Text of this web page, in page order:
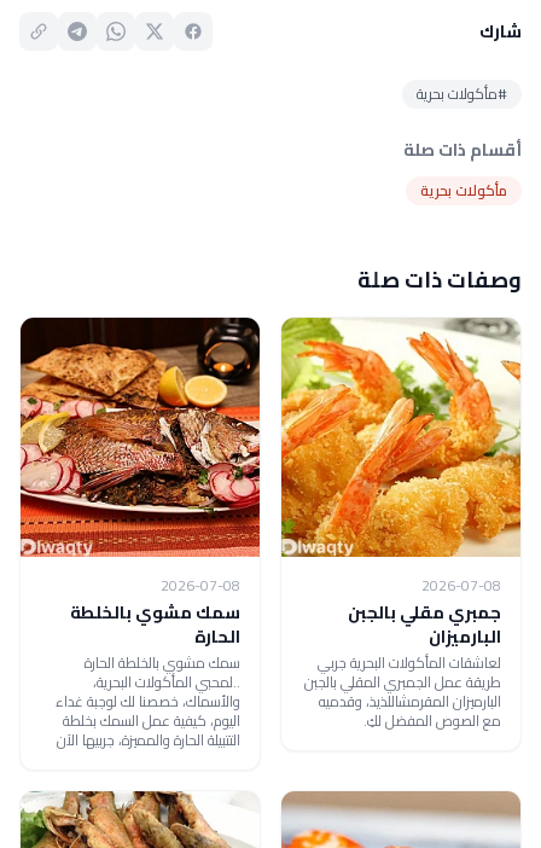
شارك
#مأكولات بحرية
أقسام ذات صلة
مأكولات بحرية
وصفات ذات صلة
2026-07-08
جمبري مقلي بالجبن
البارميزان
لعاشقات المأكولات البحرية جربي
طريقة عمل الجمبري المقلي بالجبن
البارميزان المقرمشاللذيذ، وقدميه
مع الصوص المفضل لكِ.
2026-07-08
سمك مشوي بالخلطة
الحارة
سمك مشوي بالخلطة الحارة
..لمحبي المأكولات البحرية،
والأسماك، خصصنا لك لوجبة غداء
اليوم، كيفية عمل السمك بخلطة
التتبيلة الحارة والمميزة، جربيها الآن